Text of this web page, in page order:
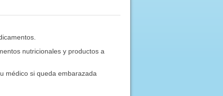
nutricionales y productos a
médico si queda embarazada